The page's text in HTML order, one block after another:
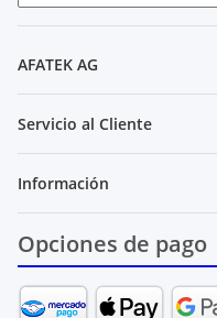
AFATEK AG
Servicio al Cliente
Información
Opciones de pago